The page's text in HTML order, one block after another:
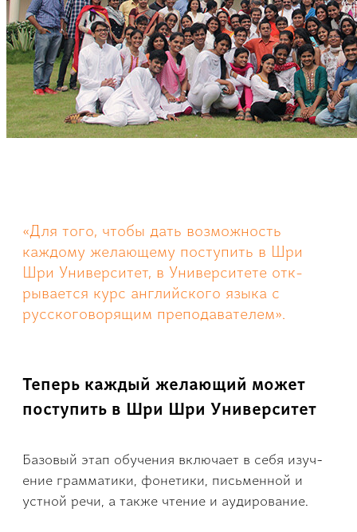
«Для того, чтобы дать возможность
каждому желающему поступить в Шри
Шри Университет, в Университете отк­
рывается курс англий­ского языка с
русско­говорящим преподават­елем».
Теперь каждый желающий может
поступить в Шри Шри Университет
Базовый этап обучения включает в себя изуч­
ение грамматики, фонетики, пис­ьменной и
устной реч­и, а также чтение и аудирован­ие.